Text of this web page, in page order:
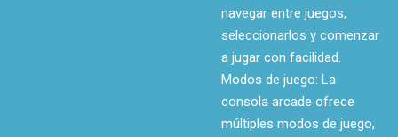
navegar entre juegos,
seleccionarlos y comenzar
a jugar con facilidad.
Modos de juego: La
consola arcade ofrece
múltiples modos de juego,